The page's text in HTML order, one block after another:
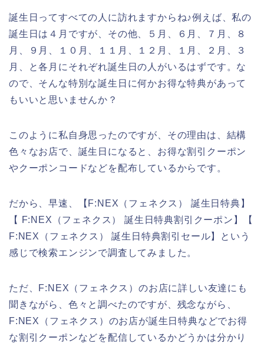
誕生日ってすべての人に訪れますからね♪例えば、私の
誕生日は４月ですが、その他、５月、６月、７月、８
月、９月、１０月、１１月、１２月、１月、２月、３
月、と各月にそれぞれ誕生日の人がいるはずです。な
ので、そんな特別な誕生日に何かお得な特典があって
もいいと思いませんか？
このように私自身思ったのですが、その理由は、結構
色々なお店で、誕生日になると、お得な割引クーポン
やクーポンコードなどを配布しているからです。
だから、早速、【F:NEX（フェネクス） 誕生日特典】
【 F:NEX（フェネクス） 誕生日特典割引クーポン】【
F:NEX（フェネクス） 誕生日特典割引セール】という
感じで検索エンジンで調査してみました。
ただ、F:NEX（フェネクス）のお店に詳しい友達にも
聞きながら、色々と調べたのですが、残念ながら、
F:NEX（フェネクス）のお店が誕生日特典などでお得
な割引クーポンなどを配信しているかどうかは分かり